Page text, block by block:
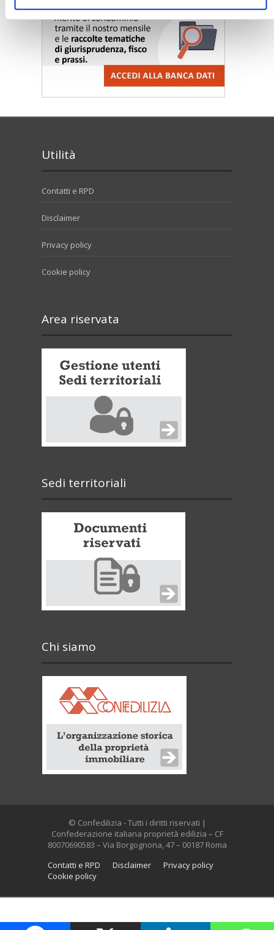
Utilità
Contatti e RPD
Disclaimer
Privacy policy
Cookie policy
Area riservata
Sedi territoriali
Chi siamo
© Confedilizia - Tutti i diritti riservati |
Confederazione italiana proprietà edilizia – CF
80070690583 – Via Borgognona, 47 – 00187 Roma
Contatti e RPD
Disclaimer
Privacy policy
Cookie policy